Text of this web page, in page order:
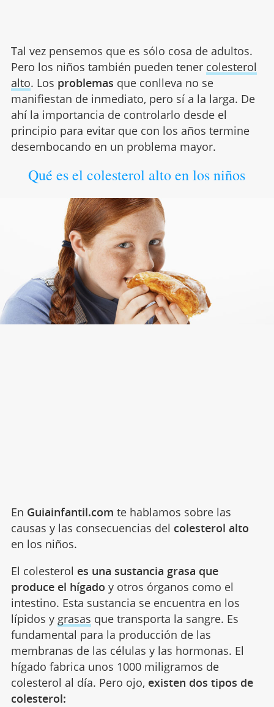
Tal vez pensemos que es sólo cosa de adultos.
Pero los niños también pueden tener colesterol
alto. Los problemas que conlleva no se
manifiestan de inmediato, pero sí a la larga. De
ahí la importancia de controlarlo desde el
principio para evitar que con los años termine
desembocando en un problema mayor.
Qué es el colesterol alto en los niños
En Guiainfantil.com te hablamos sobre las
causas y las consecuencias del colesterol alto
en los niños.
El colesterol es una sustancia grasa que
produce el hígado y otros órganos como el
intestino. Esta sustancia se encuentra en los
lípidos y grasas que transporta la sangre. Es
fundamental para la producción de las
membranas de las células y las hormonas. El
hígado fabrica unos 1000 miligramos de
colesterol al día. Pero ojo, existen dos tipos de
colesterol: